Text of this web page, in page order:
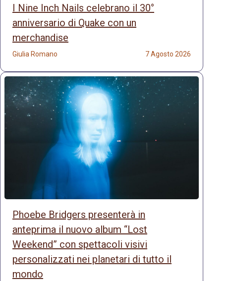
I Nine Inch Nails celebrano il 30°
anniversario di Quake con un
merchandise
Giulia Romano 7 Agosto 2026
Phoebe Bridgers presenterà in
anteprima il nuovo album “Lost
Weekend” con spettacoli visivi
personalizzati nei planetari di tutto il
mondo